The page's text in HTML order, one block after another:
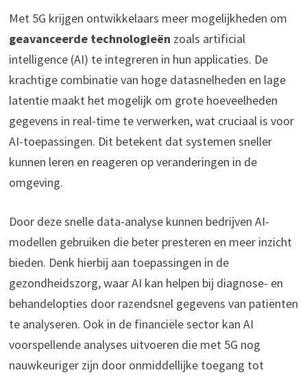
Met 5G krijgen ontwikkelaars meer mogelijkheden om
geavanceerde technologieën zoals artificial
intelligence (AI) te integreren in hun applicaties. De
krachtige combinatie van hoge datasnelheden en lage
latentie maakt het mogelijk om grote hoeveelheden
gegevens in real-time te verwerken, wat cruciaal is voor
AI-toepassingen. Dit betekent dat systemen sneller
kunnen leren en reageren op veranderingen in de
omgeving.
Door deze snelle data-analyse kunnen bedrijven AI-
modellen gebruiken die beter presteren en meer inzicht
bieden. Denk hierbij aan toepassingen in de
gezondheidszorg, waar AI kan helpen bij diagnose- en
behandelopties door razendsnel gegevens van patiënten
te analyseren. Ook in de financiële sector kan AI
voorspellende analyses uitvoeren die met 5G nog
nauwkeuriger zijn door onmiddellijke toegang tot